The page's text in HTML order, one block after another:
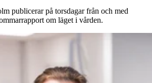
publicerar på torsdagar från och med
om läget i vården.